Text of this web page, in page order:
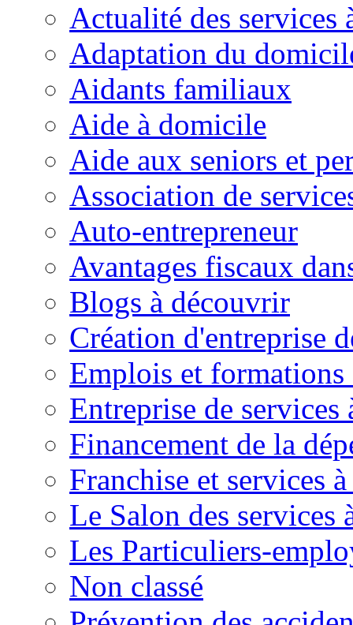
Actualité des services
Adaptation du
Aidants familiaux
Aide à domicile
Aide aux seniors et
Association de
Auto-entrepreneur
Avantages fiscaux
Blogs à découvrir
Création d'entreprise
Emplois et formations
Entreprise de services
Financement de la
Franchise et services
Le Salon des services
Les Particuliers-
Non classé